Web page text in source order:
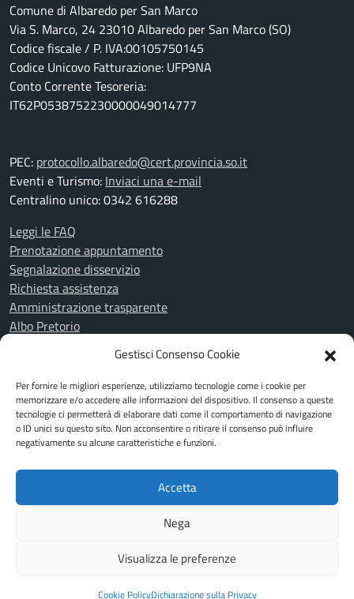
Gestisci Consenso Cookie
Per fornire le migliori esperienze, utilizziamo tecnologie come i cookie per
memorizzare e/o accedere alle informazioni del dispositivo. Il consenso a queste
tecnologie ci permetterà di elaborare dati come il comportamento di navigazione
o ID unici su questo sito. Non acconsentire o ritirare il consenso può influire
negativamente su alcune caratteristiche e funzioni.
Accetta
Nega
Visualizza le preferenze
Cookie PolicyDichiarazione sulla Privacy
Comune di Albaredo per San Marco
Via S. Marco, 24 23010 Albaredo per San Marco (SO)
Codice fiscale / P. IVA:00105750145
Codice Unicovo Fatturazione: UFP9NA
Conto Corrente Tesoreria:
IT62P0538752230000049014777
PEC: protocollo.albaredo@cert.provincia.so.it
Eventi e Turismo: Inviaci una e-mail
Centralino unico: 0342 616288
Leggi le FAQ
Prenotazione appuntamento
Segnalazione disservizio
Richiesta assistenza
Amministrazione trasparente
Albo Pretorio
Note legali
Piano di miglioramento del sito
Dichiarazione di accessibilità
Feedback Accessibilità